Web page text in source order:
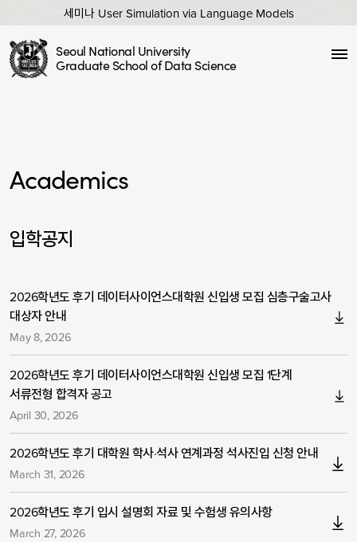
세미나 User Simulation via Language Models
Seoul National University
Graduate School of Data Science
Academics
입학공지
2026학년도 후기 데이터사이언스대학원 신입생 모집 심층구술고사
대상자 안내
May 8, 2026
2026학년도 후기 데이터사이언스대학원 신입생 모집 1단계
서류전형 합격자 공고
April 30, 2026
2026학년도 후기 대학원 학사·석사 연계과정 석사진입 신청 안내
March 31, 2026
2026학년도 후기 입시 설명회 자료 및 수험생 유의사항
March 27, 2026